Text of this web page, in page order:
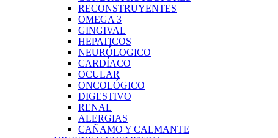
RECONSTRUYENTES
OMEGA 3
GINGIVAL
HEPATICOS
NEURÓLOGICO
CARDÍACO
OCULAR
ONCOLÓGICO
DIGESTIVO
RENAL
ALERGIAS
CAÑAMO Y CALMANTE